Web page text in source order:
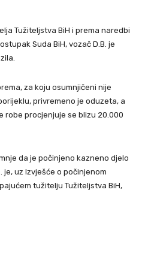
Tužiteljstva BiH i prema naredbi
Suda BiH, vozač D.B. je
za koju osumnjičeni nije
privremeno je oduzeta, a
robe procjenjuje se blizu 20.000
da je počinjeno kazneno djelo
je, uz Izvješće o počinjenom
tužitelju Tužiteljstva BiH,